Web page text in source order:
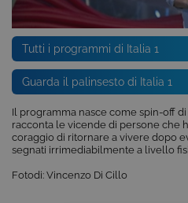
Tutti i programmi di Italia 1
Guarda il palinsesto di Italia 1
Il programma nasce come spin-off
racconta le vicende di persone che
coraggio di ritornare a vivere dopo
segnati irrimediabilmente a livello
Fotodi: Vincenzo Di Cillo